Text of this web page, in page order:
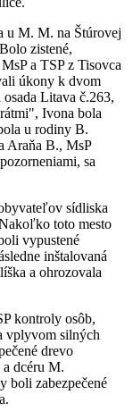
u M. M. na Štúrovej
zistené,
a TSP z Tisovca
úkony k dvom
Litava č.263,
Ivona bola
u rodiny B.
Araňa B., MsP
sa
sídliska
toto mesto
vypustené
inštalovaná
a ohrozovala
kontroly osôb,
vplyvom silných
drevo
dcéru M.
boli zabezpečené